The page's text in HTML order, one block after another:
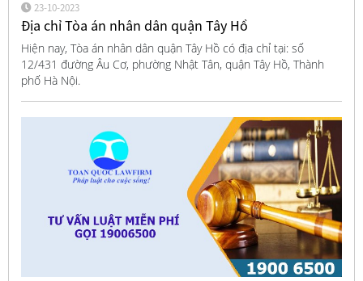
23-10-2023
Địa chỉ Tòa án nhân dân quận Tây Hồ
Hiện nay, Tòa án nhân dân quận Tây Hồ có địa chỉ tại: số
12/431 đường Âu Cơ, phường Nhật Tân, quận Tây Hồ, Thành
phố Hà Nội.